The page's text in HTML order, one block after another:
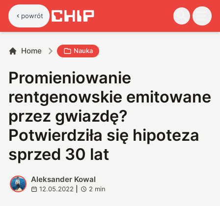
powrót
Home Nauka
Promieniowanie
rentgenowskie emitowane
przez gwiazdę?
Potwierdziła się hipoteza
sprzed 30 lat
A
Aleksander Kowal
12.05.2022 2 min